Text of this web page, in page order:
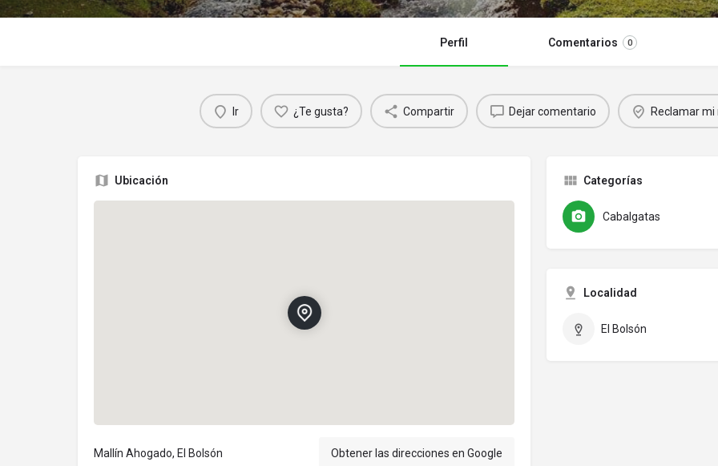
Perfil Comentarios 0
Ir ¿Te gusta? Compartir Dejar comentario Reclamar mi
Ubicación
Mallín Ahogado, El Bolsón Obtener las direcciones en Google
Categorías
Cabalgatas
Localidad
El Bolsón